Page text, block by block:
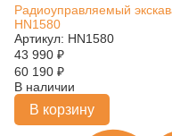
Радиоуправляемый
HN1580
Артикул: HN1580
43 990 ₽
60 190 ₽
В наличии
В корзину